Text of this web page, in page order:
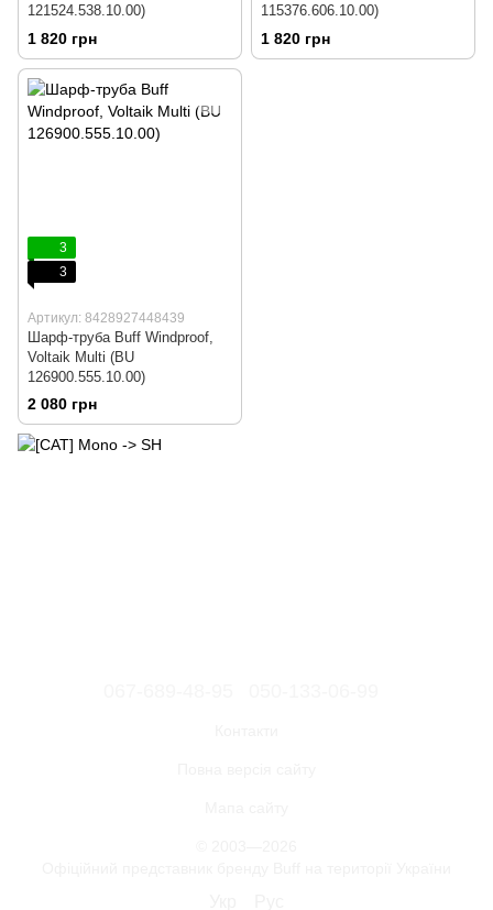
121524.538.10.00)
1 820 грн
115376.606.10.00)
1 820 грн
3
3
Артикул: 8428927448439
Шарф-труба Buff Windproof,
Voltaik Multi (BU
126900.555.10.00)
2 080 грн